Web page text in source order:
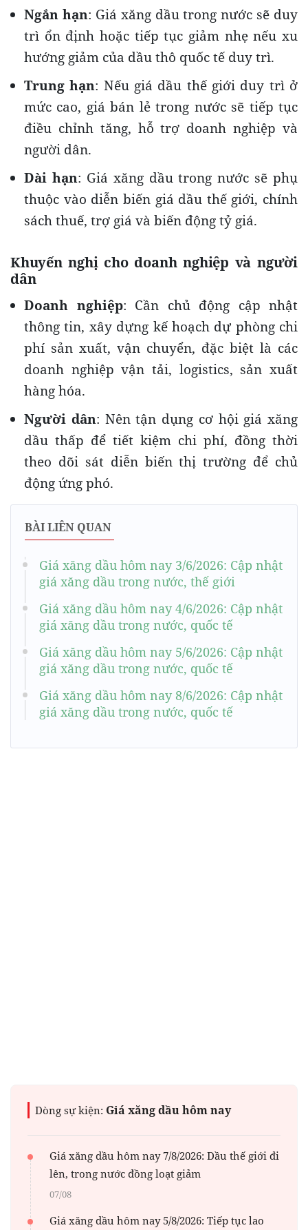
Ngắn hạn: Giá xăng dầu trong nước sẽ duy
trì ổn định hoặc tiếp tục giảm nhẹ nếu xu
hướng giảm của dầu thô quốc tế duy trì.
Trung hạn: Nếu giá dầu thế giới duy trì ở
mức cao, giá bán lẻ trong nước sẽ tiếp tục
điều chỉnh tăng, hỗ trợ doanh nghiệp và
người dân.
Dài hạn: Giá xăng dầu trong nước sẽ phụ
thuộc vào diễn biến giá dầu thế giới, chính
sách thuế, trợ giá và biến động tỷ giá.
Khuyến nghị cho doanh nghiệp và người
dân
Doanh nghiệp: Cần chủ động cập nhật
thông tin, xây dựng kế hoạch dự phòng chi
phí sản xuất, vận chuyển, đặc biệt là các
doanh nghiệp vận tải, logistics, sản xuất
hàng hóa.
Người dân: Nên tận dụng cơ hội giá xăng
dầu thấp để tiết kiệm chi phí, đồng thời
theo dõi sát diễn biến thị trường để chủ
động ứng phó.
BÀI LIÊN QUAN
Giá xăng dầu hôm nay 3/6/2026: Cập nhật
giá xăng dầu trong nước, thế giới
Giá xăng dầu hôm nay 4/6/2026: Cập nhật
giá xăng dầu trong nước, quốc tế
Giá xăng dầu hôm nay 5/6/2026: Cập nhật
giá xăng dầu trong nước, quốc tế
Giá xăng dầu hôm nay 8/6/2026: Cập nhật
giá xăng dầu trong nước, quốc tế
Dòng sự kiện: Giá xăng dầu hôm nay
Giá xăng dầu hôm nay 7/8/2026: Dầu thế giới đi
lên, trong nước đồng loạt giảm
07/08
Giá xăng dầu hôm nay 5/8/2026: Tiếp tục lao